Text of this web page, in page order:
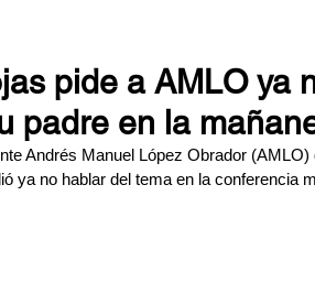
pide a AMLO ya
padre en la
Andrés Manuel López Obrador (AMLO)
ya no hablar del tema en la conferencia